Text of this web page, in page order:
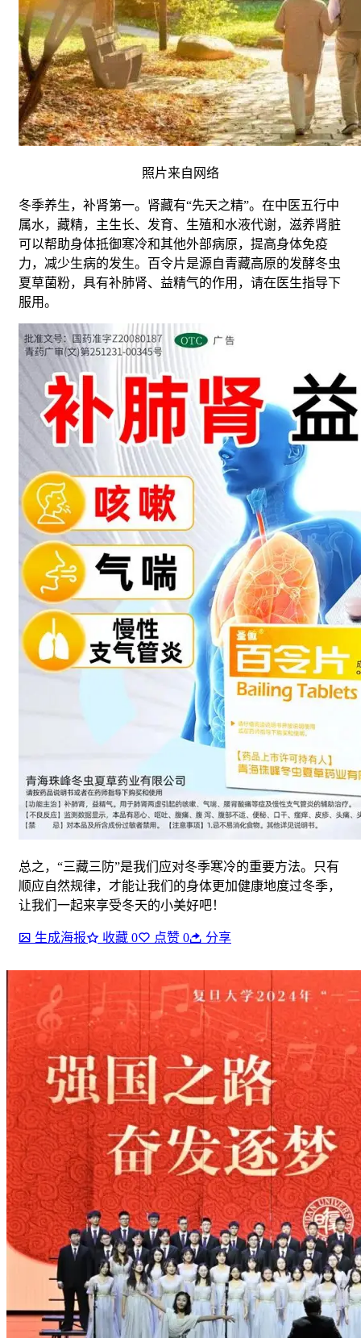
照片来自网络
冬季养生，补肾第一。肾藏有“先天之精”。在中医五行中
属水，藏精，主生长、发育、生殖和水液代谢，滋养肾脏
可以帮助身体抵御寒冷和其他外部病原，提高身体免疫
力，减少生病的发生。百令片是源自青藏高原的发酵冬虫
夏草菌粉，具有补肺肾、益精气的作用，请在医生指导下
服用。
总之，“三藏三防”是我们应对冬季寒冷的重要方法。只有
顺应自然规律，才能让我们的身体更加健康地度过冬季，
让我们一起来享受冬天的小美好吧！
生成海报 收藏 0 点赞 0 分享